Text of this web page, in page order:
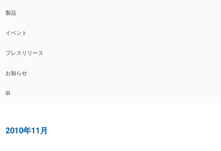
製品
イベント
プレスリリース
お知らせ
IR
2010年11月